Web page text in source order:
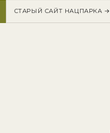
СТАРЫЙ САЙТ НАЦПАРКА →